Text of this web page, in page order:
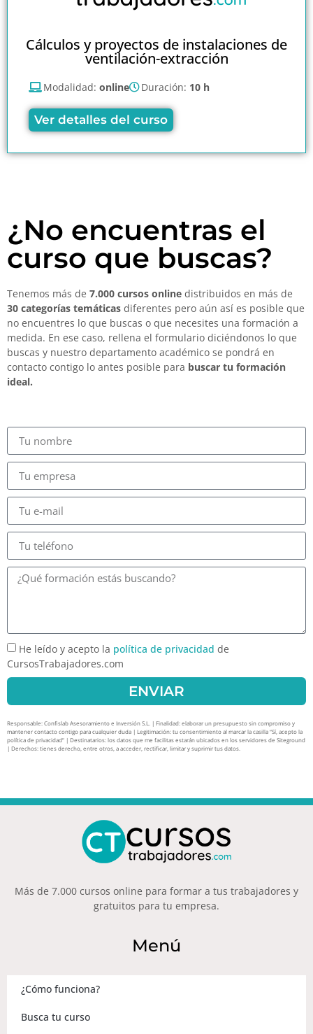
Cálculos y proyectos de instalaciones de
ventilación-extracción
Modalidad: online Duración: 10 h
Ver detalles del curso
¿No encuentras el
curso que buscas?
Tenemos más de 7.000 cursos online distribuidos en más de
30 categorías temáticas diferentes pero aún así es posible que
no encuentres lo que buscas o que necesites una formación a
medida. En ese caso, rellena el formulario diciéndonos lo que
buscas y nuestro departamento académico se pondrá en
contacto contigo lo antes posible para buscar tu formación
ideal.
He leído y acepto la política de privacidad de
CursosTrabajadores.com
ENVIAR
Responsable: Confislab Asesoramiento e Inversión S.L. | Finalidad: elaborar un presupuesto sin compromiso y
mantener contacto contigo para cualquier duda | Legitimación: tu consentimiento al marcar la casilla “Sí, acepto la
política de privacidad” | Destinatarios: los datos que me facilitas estarán ubicados en los servidores de Siteground
| Derechos: tienes derecho, entre otros, a acceder, rectificar, limitar y suprimir tus datos.
Más de 7.000 cursos online para formar a tus trabajadores y
gratuitos para tu empresa.
Menú
¿Cómo funciona?
Busca tu curso